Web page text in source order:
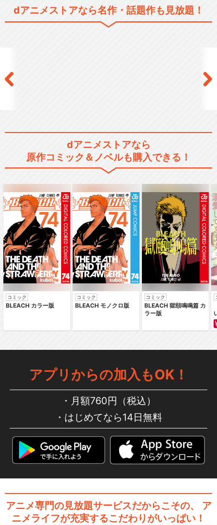
dアニメストアなら名作・話題作も見放題！
dアニメストアなら
原作コミック＆ノベルも購入できる！
コミック
BLEACH カラー版
コミック
BLEACH モノクロ版
コミック
BLEACH 獄頤鳴鳴篇 カ
ラー版
アプリからの加入もOK！
月額760円（税込）
はじめてなら14日無料
アニメ専門の見放題サービスだからこその、
ア
ニメライフが充実するこだわりがいっぱい！